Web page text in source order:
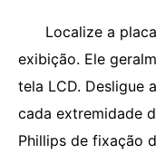
Localize a
exibição. Ele
tela LCD. Desligue
cada extremidade
Phillips de fixação